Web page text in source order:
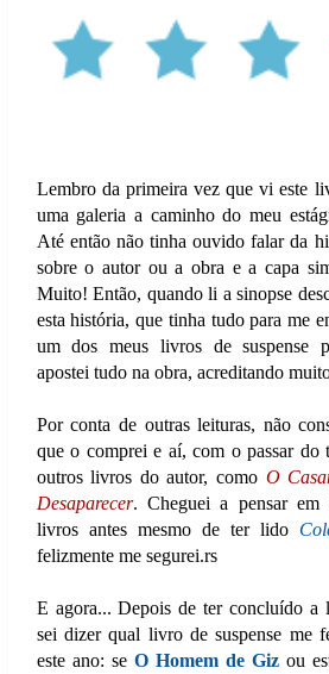
Lembro da primeira vez que vi este
uma galeria a caminho do meu
Até então não tinha ouvido falar da
sobre o autor ou a obra e a capa
Muito! Então, quando li a sinopse
esta história, que tinha tudo para me
um dos meus livros de suspense
apostei tudo na obra, acreditando
Por conta de outras leituras, não
que o comprei e aí, com o passar do
outros livros do autor, como O
Desaparecer. Cheguei a pensar em
livros antes mesmo de ter lido
felizmente me segurei.rs
E agora... Depois de ter concluído
sei dizer qual livro de suspense me
este ano: se O Homem de Gizou